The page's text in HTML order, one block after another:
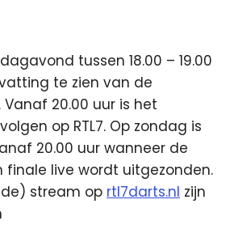
tussen 18.00 – 19.00
te zien van de
20.00 uur is het
op RTL7. Op zondag is
20.00 uur wanneer de
finale live wordt uitgezonden.
stream op rtl7darts.nl zijn